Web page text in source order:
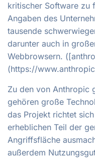
kritischer Software zu
Angaben des
tausende
darunter auch in
Webbrowsern.
(https://
Zu den von Anthropic
gehören große
das Projekt richtet
erheblichen Teil der
Angriffsfläche
außerdem